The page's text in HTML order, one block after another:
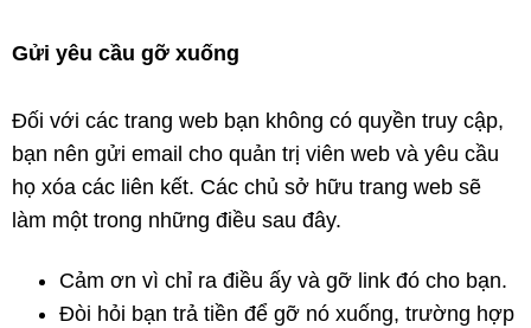
Gửi yêu cầu gỡ xuống
Đối với các trang web bạn không có quyền truy cập,
bạn nên gửi email cho quản trị viên web và yêu cầu
họ xóa các liên kết. Các chủ sở hữu trang web sẽ
làm một trong những điều sau đây.
Cảm ơn vì chỉ ra điều ấy và gỡ link đó cho bạn.
Đòi hỏi bạn trả tiền để gỡ nó xuống, trường hợp